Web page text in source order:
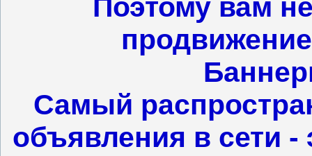
Поэтому вам
Самый
объявления в сети -